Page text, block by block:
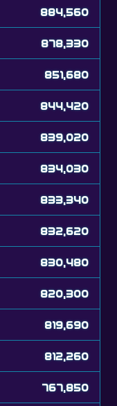
878,330
851,680
844,420
839,020
834,030
833,340
832,620
830,480
820,300
819,690
812,260
767,850
753,480